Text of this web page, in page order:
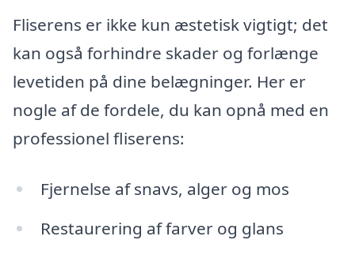
Fliserens er ikke kun æstetisk vigtigt; det
kan også forhindre skader og forlænge
levetiden på dine belægninger. Her er
nogle af de fordele, du kan opnå med en
professionel fliserens:
Fjernelse af snavs, alger og mos
Restaurering af farver og glans